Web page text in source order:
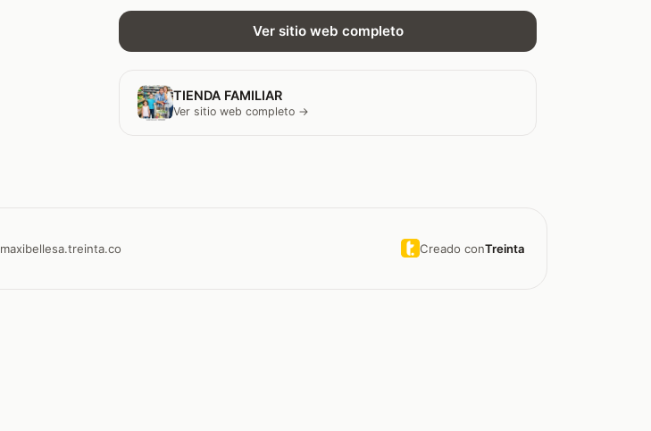
Ver sitio web completo
TIENDA FAMILIAR
Ver sitio web completo →
maxibellesa.treinta.co Creado conTreinta